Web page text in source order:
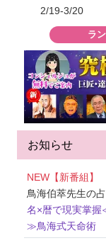
2/19-3/20
ラ
お知らせ
NEW【新番組】
鳥海伯萃先生の
名×暦で現実掌
≫鳥海式天命術